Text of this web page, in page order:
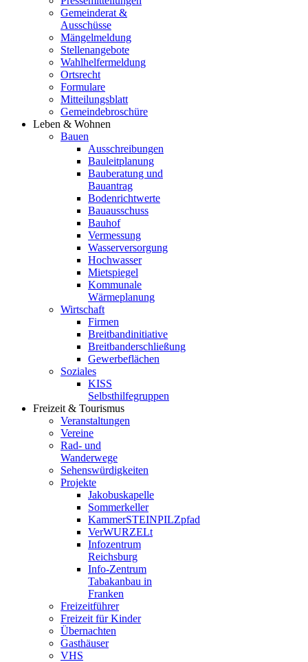
Gemeinderat &
Ausschüsse
Mängelmeldung
Stellenangebote
Wahlhelfermeldung
Ortsrecht
Formulare
Mitteilungsblatt
Gemeindebroschüre
Leben & Wohnen
Bauen
Ausschreibungen
Bauleitplanung
Bauberatung und
Bauantrag
Bodenrichtwerte
Bauausschuss
Bauhof
Vermessung
Wasserversorgung
Hochwasser
Mietspiegel
Kommunale
Wärmeplanung
Wirtschaft
Firmen
Breitbandinitiative
Breitbanderschließung
Gewerbeflächen
Soziales
KISS
Selbsthilfegruppen
Freizeit & Tourismus
Veranstaltungen
Vereine
Rad- und
Wanderwege
Sehenswürdigkeiten
Projekte
Jakobuskapelle
Sommerkeller
KammerSTEINPILZpfad
VerWURZELt
Infozentrum
Reichsburg
Info-Zentrum
Tabakanbau in
Franken
Freizeitführer
Freizeit für Kinder
Übernachten
Gasthäuser
VHS